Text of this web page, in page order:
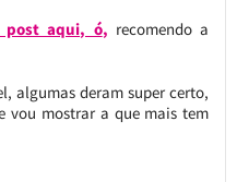
post aqui, ó, recomendo a
algumas deram super certo,
vou mostrar a que mais tem